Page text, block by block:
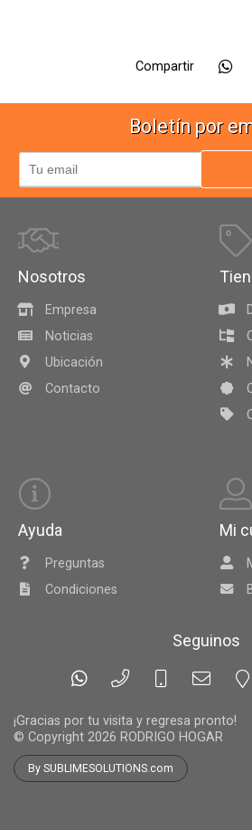
Compartir
Boletín por
Nosotros
Empresa
Noticias
Ubicación
Contacto
Ayuda
Preguntas
Condiciones
Mi
Seguinos
¡Gracias por tu visita y regresa pronto!
© Copyright 2026 RODRIGO HOGAR
By SUBLIMESOLUTIONS.com